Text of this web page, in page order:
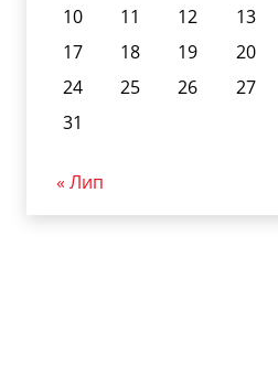
10
11 12 13
17
18 19 20
24
25 26 27
31
« Лип